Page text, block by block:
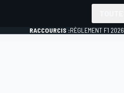
RACCOURCIS :RÈGLEMENT F1 2026